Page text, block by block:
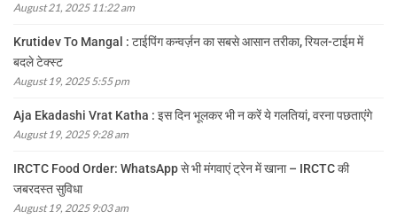
August 21, 2025 11:22 am
Krutidev To Mangal : टाईपिंग कन्वर्ज़न का सबसे आसान तरीका, रियल-टाईम में
बदले टेक्स्ट
August 19, 2025 5:55 pm
Aja Ekadashi Vrat Katha : इस दिन भूलकर भी न करें ये गलतियां, वरना पछताएंगे
August 19, 2025 9:28 am
IRCTC Food Order: WhatsApp से भी मंगवाएं ट्रेन में खाना – IRCTC की
जबरदस्त सुविधा
August 19, 2025 9:03 am